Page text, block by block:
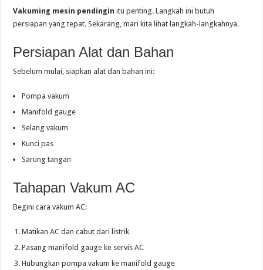
Vakuming mesin pendingin itu penting. Langkah ini butuh
persiapan yang tepat. Sekarang, mari kita lihat langkah-langkahnya.
Persiapan Alat dan Bahan
Sebelum mulai, siapkan alat dan bahan ini:
Pompa vakum
Manifold gauge
Selang vakum
Kunci pas
Sarung tangan
Tahapan Vakum AC
Begini cara vakum AC:
Matikan AC dan cabut dari listrik
Pasang manifold gauge ke servis AC
Hubungkan pompa vakum ke manifold gauge